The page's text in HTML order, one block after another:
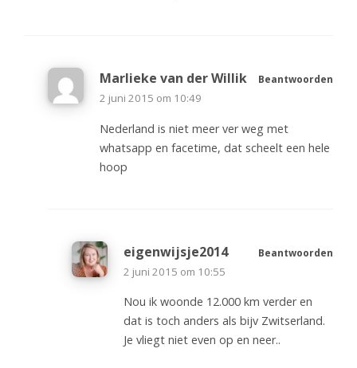
Marlieke van der Willik
2 juni 2015 om 10:49
Nederland is niet meer ver weg met
whatsapp en facetime, dat scheelt een hele
hoop
Beantwoorden
eigenwijsje2014
2 juni 2015 om 10:55
Nou ik woonde 12.000 km verder en
dat is toch anders als bijv Zwitserland.
Je vliegt niet even op en neer..
Beantwoorden